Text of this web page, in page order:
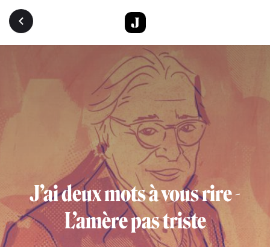
Aller au contenu principal
J’ai deux mots à vous rire -
L’amère pas triste